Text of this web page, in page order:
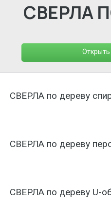
СВЕРЛА
СВЕРЛА по дереву
СВЕРЛА по дереву
СВЕРЛА по дереву U-